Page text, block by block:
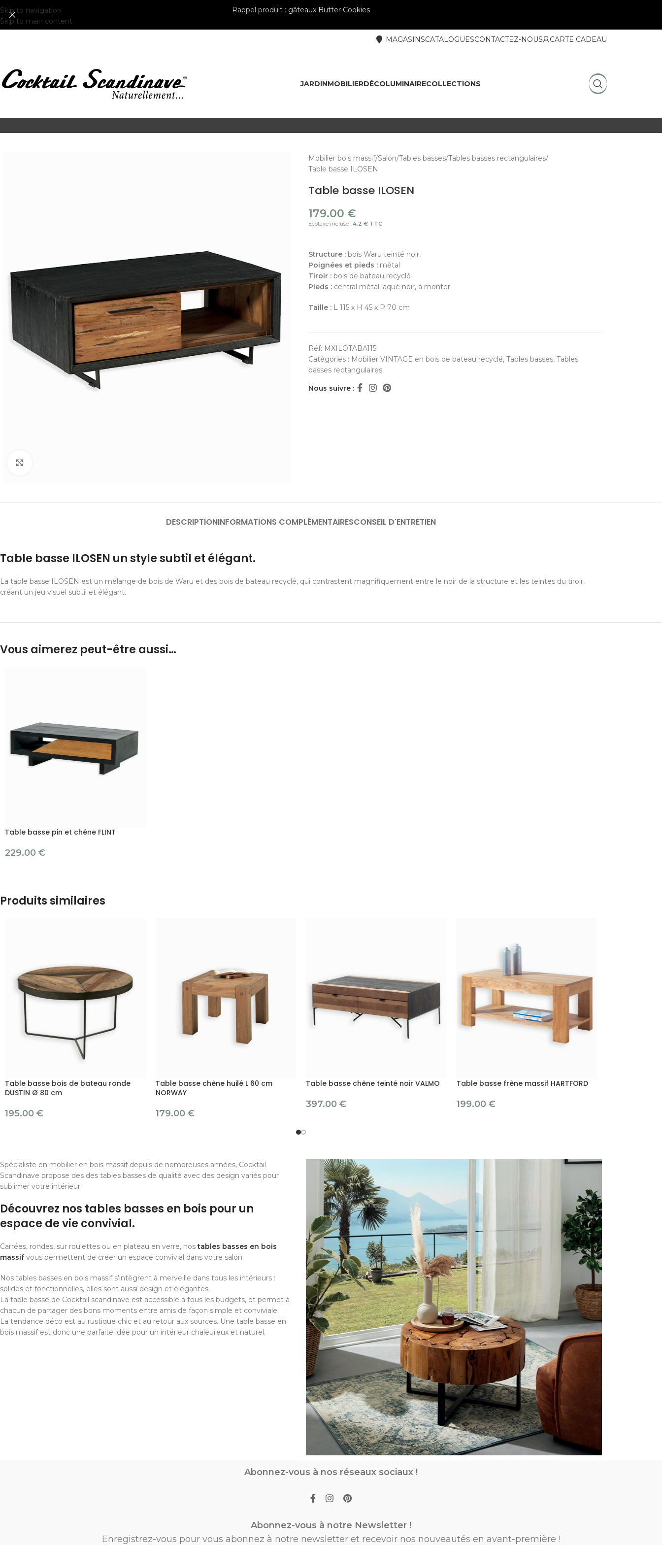
Skip to navigation
Skip to main content
Rappel produit : gâteaux Butter Cookies
MAGASINSCATALOGUESCONTACTEZ-NOUS CARTE CADEAU
JARDINMOBILIERDÉCOLUMINAIRECOLLECTIONS
Mobilier bois massif Salon Tables basses Tables basses rectangulaires
Table basse ILOSEN
Table basse ILOSEN
179.00 €
Ecotaxe incluse :4.2 € TTC
Structure :bois Waru teinté noir,
Poignées et pieds :métal
Tiroir :bois de bateau recyclé
Pieds :central métal laqué noir, à monter
Taille :L 115 x H 45 x P 70 cm
Réf: MXILOTABA115
Catégories : Mobilier VINTAGE en bois de bateau recyclé, Tables basses, Tables
basses rectangulaires
Nous suivre :
DESCRIPTIONINFORMATIONS COMPLÉMENTAIRESCONSEIL D'ENTRETIEN
Table basse ILOSEN un style subtil et élégant.
La table basse ILOSEN est un mélange de bois de Waru et des bois de bateau recyclé, qui contrastent magnifiquement entre le noir de la structure et les teintes du tiroir,
créant un jeu visuel subtil et élégant.
Vous aimerez peut-être aussi…
Table basse pin et chêne FLINT
229.00 €
Produits similaires
Table basse bois de bateau ronde
DUSTIN Ø 80 cm
195.00 €
Table basse chêne huilé L 60 cm
NORWAY
179.00 €
Table basse chêne teinté noir VALMO
397.00 €
Table basse frêne massif HARTFORD
199.00 €
Spécialiste en mobilier en bois massif depuis de nombreuses années, Cocktail
Scandinave propose des des tables basses de qualité avec des design variés pour
sublimer votre intérieur.
Découvrez nos tables basses en bois pour un
espace de vie convivial.
Carrées, rondes, sur roulettes ou en plateau en verre, nostables basses en bois
massifvous permettent de créer un espace convivial dans votre salon.
Nos tables basses en bois massif s’intègrent à merveille dans tous les intérieurs :
solides et fonctionnelles, elles sont aussi design et élégantes.
La table basse de Cocktail scandinave est accessible à tous les budgets, et permet à
chacun de partager des bons moments entre amis de façon simple et conviviale.
La tendance déco est au rustique chic et au retour aux sources. Une table basse en
bois massif est donc une parfaite idée pour un intérieur chaleureux et naturel.
Abonnez-vous à nos réseaux sociaux !
Abonnez-vous à notre Newsletter !
Enregistrez-vous pour vous abonnez à notre newsletter et recevoir nos nouveautés en avant-première !